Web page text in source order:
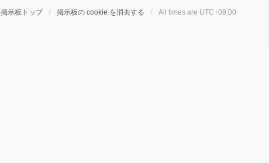
掲示板トップ 掲示板の cookie を消去する All times are UTC+09:00